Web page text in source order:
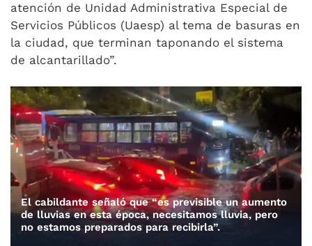
atención de Unidad Administrativa Especial de
Servicios Públicos (Uaesp) al tema de basuras en
la ciudad, que terminan taponando el sistema
de alcantarillado”.
El cabildante señaló que “es previsible un aumento
de lluvias en esta época, necesitamos lluvia, pero
no estamos preparados para recibirla”.